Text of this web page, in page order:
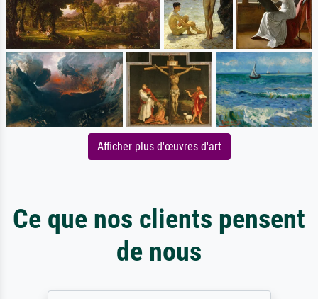
Afficher plus d'œuvres d'art
Ce que nos clients pensent
de nous